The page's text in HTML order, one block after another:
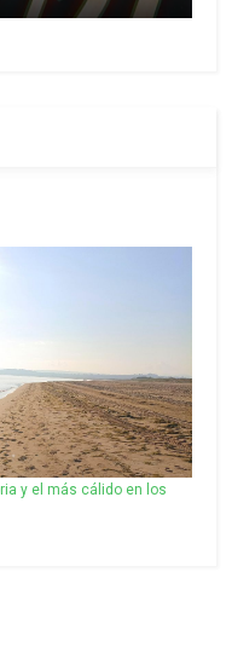
y el más cálido en los